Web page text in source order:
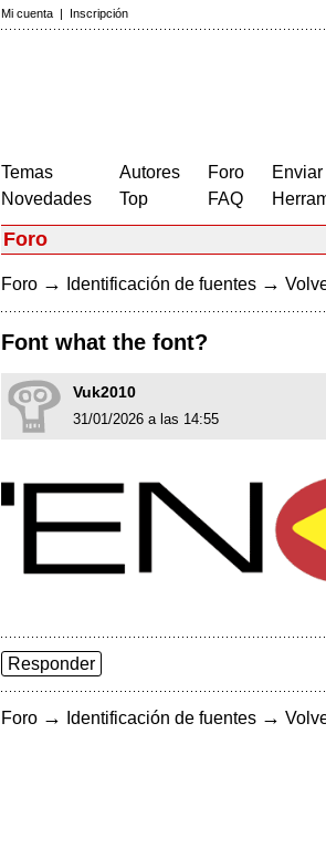
Mi cuenta | Inscripción
Temas
Novedades
Autores
Top
Foro
FAQ
Foro
Foro → Identificación de fuentes →
Font what the font?
Vuk2010
31/01/2026 a las 14:55
Responder
Foro → Identificación de fuentes →